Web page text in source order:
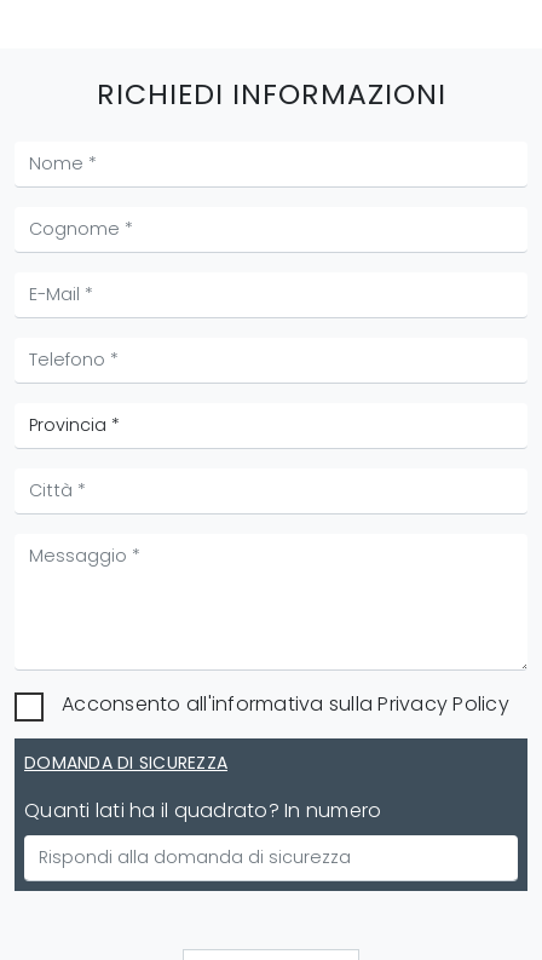
RICHIEDI INFORMAZIONI
Acconsento all'informativa sullaPrivacy Policy
DOMANDA DI SICUREZZA
Quanti lati ha il quadrato? In numero